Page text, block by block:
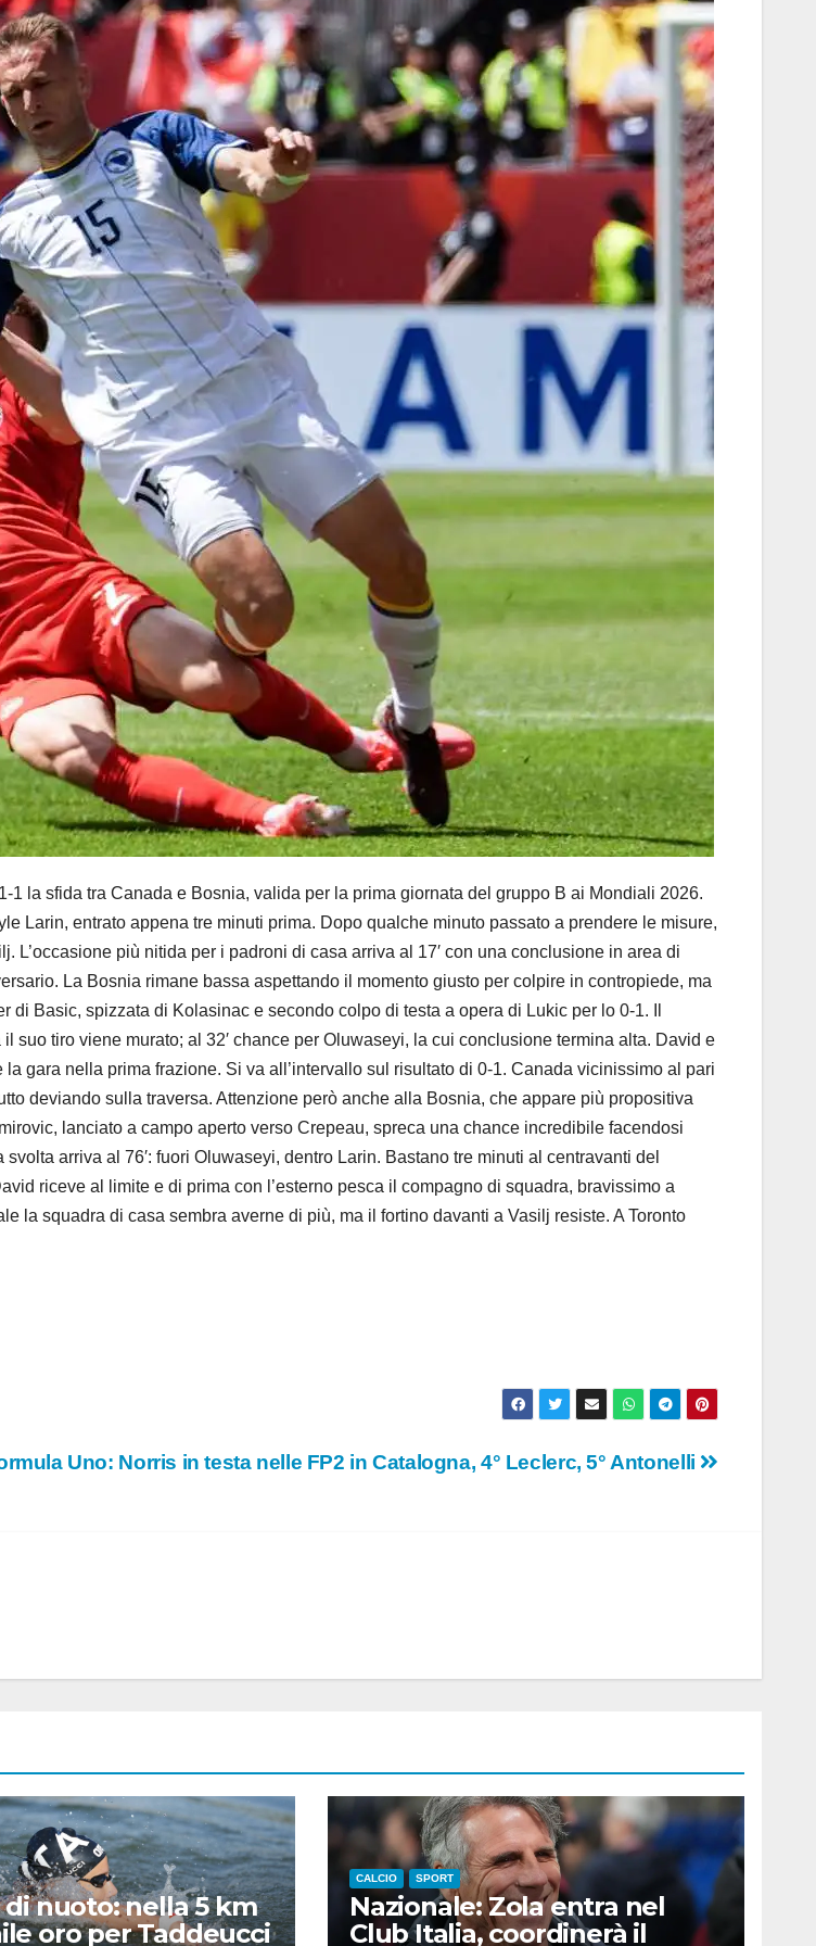
la sfida tra Canada e Bosnia, valida per la prima giornata del gruppo B ai Mondiali 2026.
Larin, entrato appena tre minuti prima. Dopo qualche minuto passato a prendere le misure,
più nitida per i padroni di casa arriva al 17′ con una conclusione in area di
La Bosnia rimane bassa aspettando il momento giusto per colpire in contropiede, ma
Basic, spizzata di Kolasinac e secondo colpo di testa a opera di Lukic per lo 0-1. Il
suo tiro viene murato; al 32′ chance per Oluwaseyi, la cui conclusione termina alta. David e
gara nella prima frazione. Si va all’intervallo sul risultato di 0-1. Canada vicinissimo al pari
deviando sulla traversa. Attenzione però anche alla Bosnia, che appare più propositiva
lanciato a campo aperto verso Crepeau, spreca una chance incredibile facendosi
arriva al 76′: fuori Oluwaseyi, dentro Larin. Bastano tre minuti al centravanti del
riceve al limite e di prima con l’esterno pesca il compagno di squadra, bravissimo a
la squadra di casa sembra averne di più, ma il fortino davanti a Vasilj resiste. A Toronto
Uno: Norris in testa nelle FP2 in Catalogna, 4° Leclerc, 5° Antonelli
nuoto: nella 5 km
oro per Taddeucci
CALCIO SPORT
Nazionale: Zola entra nel
Club Italia, coordinerà il